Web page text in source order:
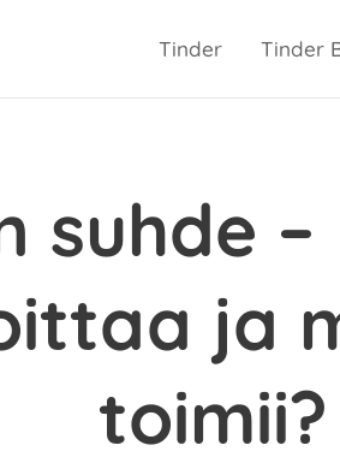
Tinder Tinder
suhde
ja
toimii?